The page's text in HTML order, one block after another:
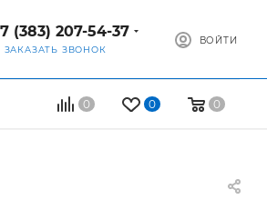
(383) 207-54-37
ЗАКАЗАТЬ ЗВОНОК
ВОЙТИ
0 0 0